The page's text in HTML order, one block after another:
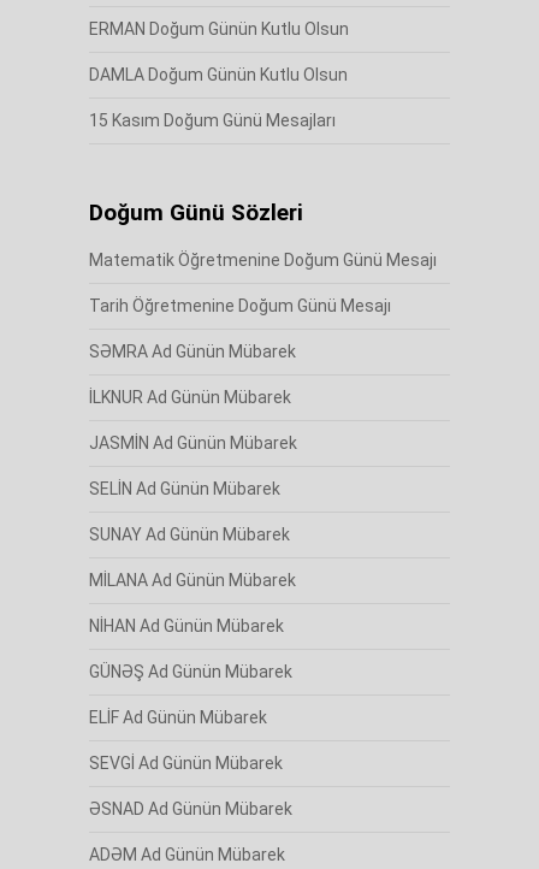
ERMAN Doğum Günün Kutlu Olsun
DAMLA Doğum Günün Kutlu Olsun
15 Kasım Doğum Günü Mesajları
Doğum Günü Sözleri
Matematik Öğretmenine Doğum Günü Mesajı
Tarih Öğretmenine Doğum Günü Mesajı
SƏMRA Ad Günün Mübarek
İLKNUR Ad Günün Mübarek
JASMİN Ad Günün Mübarek
SELİN Ad Günün Mübarek
SUNAY Ad Günün Mübarek
MİLANA Ad Günün Mübarek
NİHAN Ad Günün Mübarek
GÜNƏŞ Ad Günün Mübarek
ELİF Ad Günün Mübarek
SEVGİ Ad Günün Mübarek
ƏSNAD Ad Günün Mübarek
ADƏM Ad Günün Mübarek